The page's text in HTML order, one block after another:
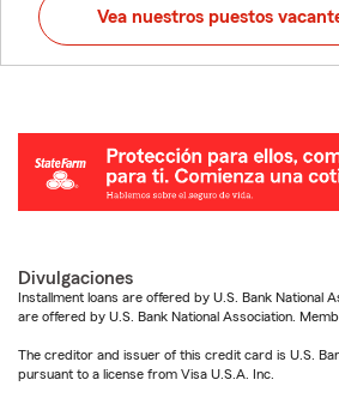
Vea nuestros puestos
Divulgaciones
Installment loans are offered by U.S. Bank National
are offered by U.S. Bank National Association.
The creditor and issuer of this credit card is U.S.
pursuant to a license from Visa U.S.A. Inc.